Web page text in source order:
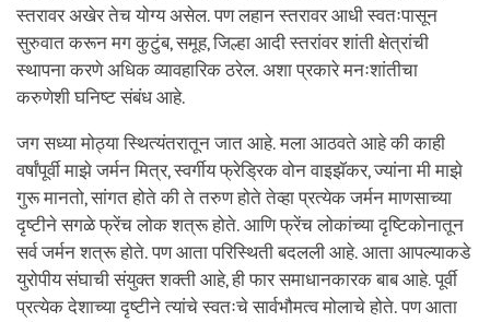
स्तरावर अखेर तेच योग्य असेल. पण लहान स्तरावर आधी स्वतःपासून
सुरुवात करून मग कुटुंब, समूह, जिल्हा आदी स्तरांवर शांती क्षेत्रांची
स्थापना करणे अधिक व्यावहारिक ठरेल. अशा प्रकारे मनःशांतीचा
करुणेशी घनिष्ट संबंध आहे.
जग सध्या मोठ्या स्थित्यंतरातून जात आहे. मला आठवते आहे की काही
वर्षांपूर्वी माझे जर्मन मित्र, स्वर्गीय फ्रेड्रिक वोन वाइझॅकर, ज्यांना मी माझे
गुरू मानतो, सांगत होते की ते तरुण होते तेव्हा प्रत्येक जर्मन माणसाच्या
दृष्टीने सगळे फ्रेंच लोक शत्रू होते. आणि फ्रेंच लोकांच्या दृष्टिकोनातून
सर्व जर्मन शत्रू होते. पण आता परिस्थिती बदलली आहे. आता आपल्याकडे
युरोपीय संघाची संयुक्त शक्ती आहे, ही फार समाधानकारक बाब आहे. पूर्वी
प्रत्येक देशाच्या दृष्टीने त्यांचे स्वतःचे सार्वभौमत्व मोलाचे होते. पण आता